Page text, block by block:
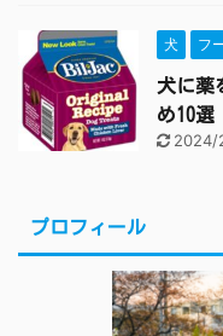
犬 フ
犬に薬
め10選
2024/
プロフィール